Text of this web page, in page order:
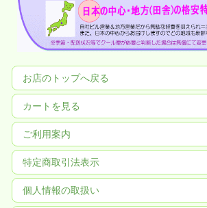
お店のトップへ戻る
カートを見る
ご利用案内
特定商取引法表示
個人情報の取扱い